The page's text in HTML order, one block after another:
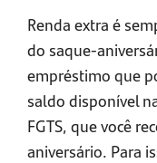
Renda extra é
do saque-
empréstimo que
saldo disponível
FGTS, que você
aniversário. Para